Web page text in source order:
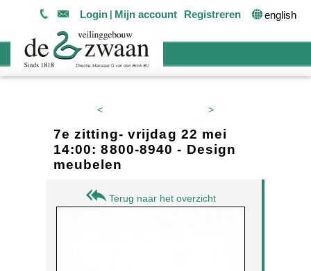
Login Mijn account Registreren english
< >
7e zitting- vrijdag 22 mei
14:00: 8800-8940 - Design
meubelen
Terug naar het overzicht